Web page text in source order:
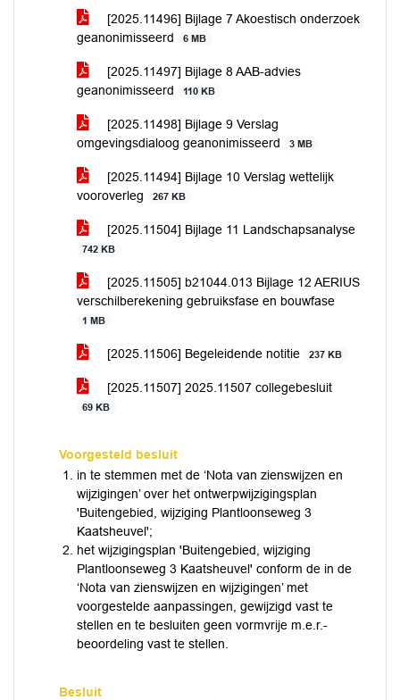
[2025.11496] Bijlage 7 Akoestisch onderzoek
geanonimisseerd
6 MB
[2025.11497] Bijlage 8 AAB-advies
geanonimisseerd
110 KB
[2025.11498] Bijlage 9 Verslag
omgevingsdialoog geanonimisseerd
3 MB
[2025.11494] Bijlage 10 Verslag wettelijk
vooroverleg
267 KB
[2025.11504] Bijlage 11 Landschapsanalyse
742 KB
[2025.11505] b21044.013 Bijlage 12 AERIUS
verschilberekening gebruiksfase en bouwfase
1 MB
[2025.11506] Begeleidende notitie 237 KB
[2025.11507] 2025.11507 collegebesluit
69 KB
Voorgesteld besluit
in te stemmen met de ‘Nota van zienswijzen en
wijzigingen’ over het ontwerpwijzigingsplan
'Buitengebied, wijziging Plantloonseweg 3
Kaatsheuvel';
het wijzigingsplan 'Buitengebied, wijziging
Plantloonseweg 3 Kaatsheuvel' conform de in de
‘Nota van zienswijzen en wijzigingen’ met
voorgestelde aanpassingen, gewijzigd vast te
stellen en te besluiten geen vormvrije m.e.r.-
beoordeling vast te stellen.
Besluit